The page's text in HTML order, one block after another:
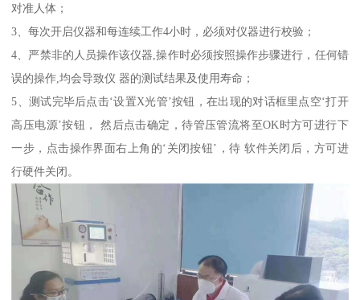
对准人体；
3、每次开启仪器和每连续工作4小时，必须对仪器进行校验；
4、严禁非的人员操作该仪器,操作时必须按照操作步骤进行，任何错
误的操作,均会导致仪 器的测试结果及使用寿命；
5、测试完毕后点击‘设置X光管’按钮，在出现的对话框里点空‘打开
高压电源’按钮， 然后点击确定，待管压管流将至OK时方可进行下
一步，点击操作界面右上角的‘关闭按钮’，待 软件关闭后，方可进
行硬件关闭。